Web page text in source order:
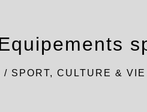
/ SPORT, CULTURE &